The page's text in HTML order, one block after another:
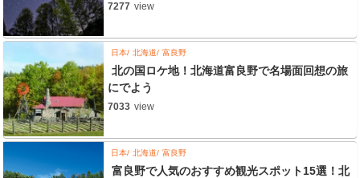
7277 view
日本 北海道 富良野
北の国ロケ地！北海道富良野で名場面回想の旅
にでよう
7033 view
日本 北海道 富良野
富良野で人気のおすすめ観光スポット15選！北